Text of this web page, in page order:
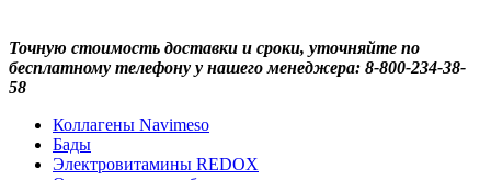
Точную стоимость доставки и сроки, уточняйте по
бесплатному телефону у нашего менеджера: 8-800-234-38-
58
Коллагены Navimeso
Бады
Электровитамины REDOX